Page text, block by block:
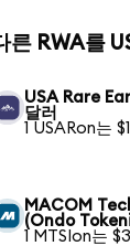
른 RWA를
USA Rare
달러
1 USARon는
MACOM
(Ondo
1 MTSIon는